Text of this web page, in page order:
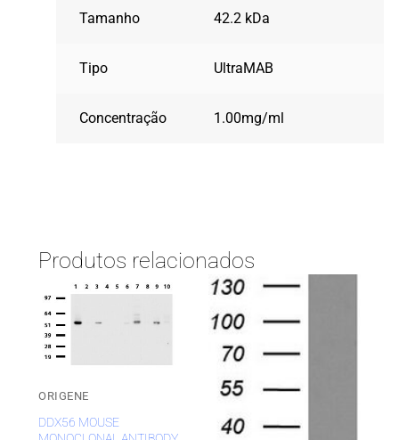
Tamanho 42.2 kDa
Tipo UltraMAB
Concentração 1.00mg/ml
Produtos relacionados
ORIGENE
DDX56 MOUSE